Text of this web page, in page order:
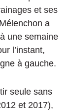
et ses
a
une semaine
l’instant,
à gauche.
seule sans
et 2017),